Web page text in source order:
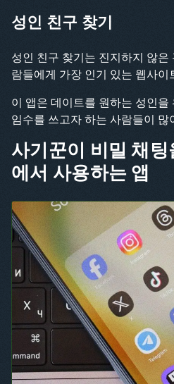
성인 친구 찾기
성인 친구 찾기는 진지하지 않
람들에게 가장 인기 있는 웹사이
이 앱은 데이트를 원하는 성인
임수를 쓰고자 하는 사람들이 많
사기꾼이 비밀 채
에서 사용하는 앱